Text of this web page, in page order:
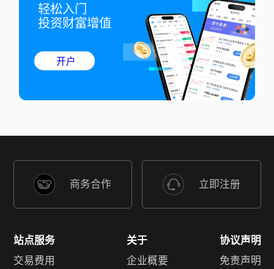
轻松入门
投资财富增值
开户
商务合作 立即注册
站点服务
交易费用
关于
企业概要
协议声明
免责声明